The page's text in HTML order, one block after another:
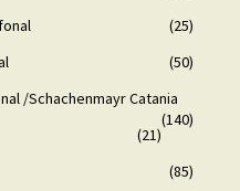
(25)
(50)
/Schachenmayr Catania
(140)
(21)
(85)